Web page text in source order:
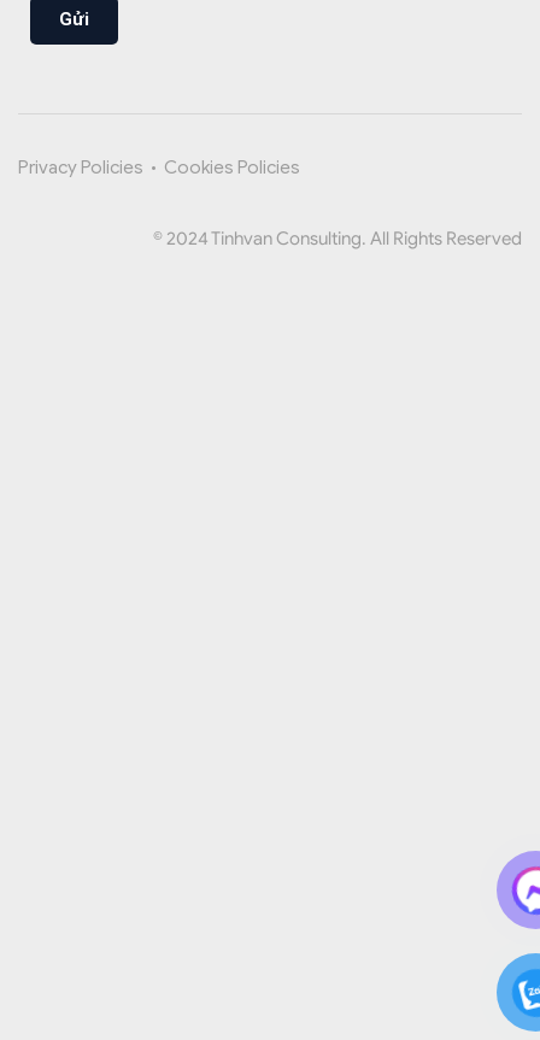
Gửi
Privacy Policies • Cookies Policies
© 2024 Tinhvan Consulting. All Rights Reserved